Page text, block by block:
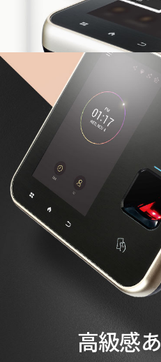
高級感